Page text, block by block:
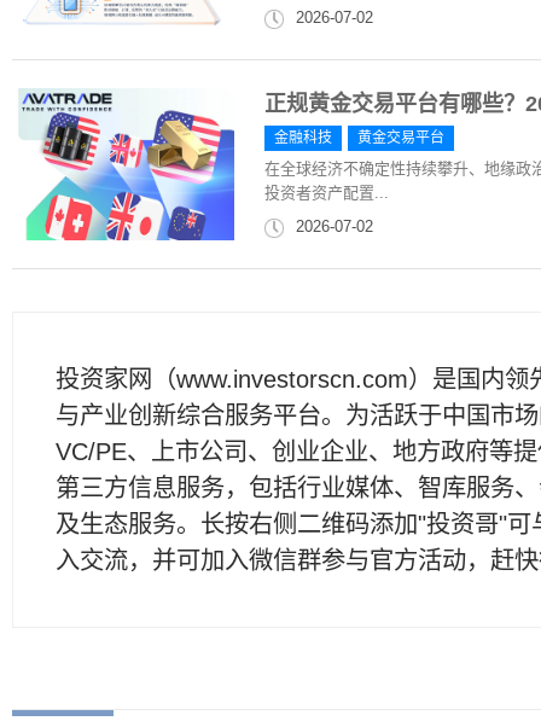
2026-07-02
正规黄金交易平台有哪些？
金融科技 黄金交易平台
在全球经济不确定性持续攀升、地缘政
投资者资产配置...
2026-07-02
投资家网（www.investorscn.com）是国内领
与产业创新综合服务平台。为活跃于中国市
VC/PE、上市公司、创业企业、地方政府等
第三方信息服务，包括行业媒体、智库服务
及生态服务。长按右侧二维码添加"投资哥"可
入交流，并可加入微信群参与官方活动，赶